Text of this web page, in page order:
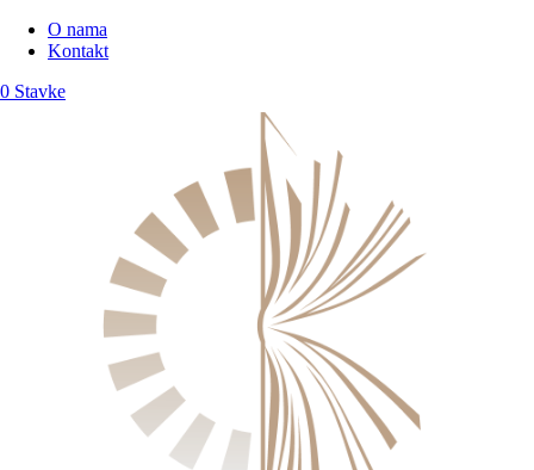
O nama
Kontakt
0 Stavke